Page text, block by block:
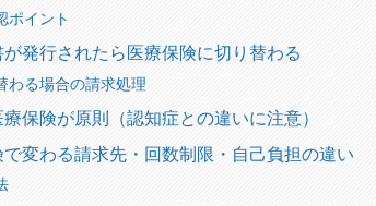
ポイント
発行されたら医療保険に切り替わる
わる場合の請求処理
保険が原則（認知症との違いに注意）
変わる請求先・回数制限・自己負担の違い